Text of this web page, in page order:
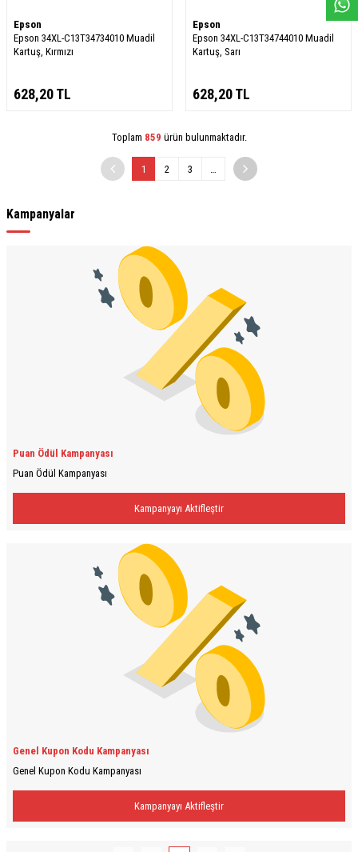
Epson
Epson 34XL-C13T34734010 Muadil
Kartuş, Kırmızı
628,20TL
Epson
Epson 34XL-C13T34744010 Muadil
Kartuş, Sarı
628,20TL
Toplam 859 ürün bulunmaktadır.
1 2 3
Kampanyalar
Puan Ödül Kampanyası
Puan Ödül Kampanyası
Kampanyayı Aktifleştir
Genel Kupon Kodu Kampanyası
Genel Kupon Kodu Kampanyası
Kampanyayı Aktifleştir